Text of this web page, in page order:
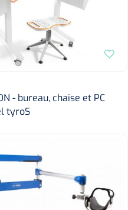
- bureau, chaise et PC
tyroS